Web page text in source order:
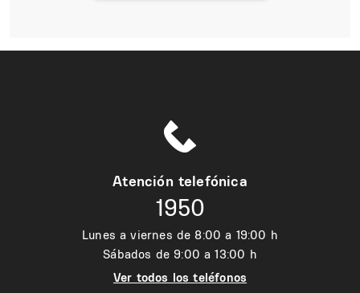
Atención telefónica
1950
Lunes a viernes de 8:00 a 19:00 h
Sábados de 9:00 a 13:00 h
Ver todos los teléfonos